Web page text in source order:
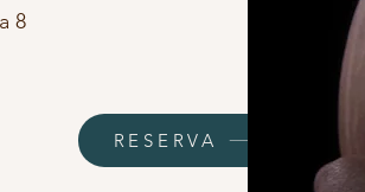
8
RESERVA